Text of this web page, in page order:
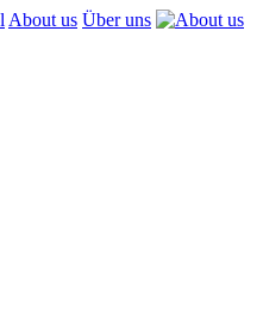
About us Über uns